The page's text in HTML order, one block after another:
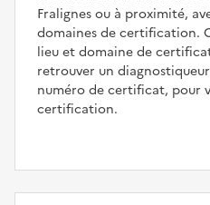
Fralignes ou à proximité,
domaines de certification.
lieu et domaine de
retrouver un
numéro de certificat, pour
certification.